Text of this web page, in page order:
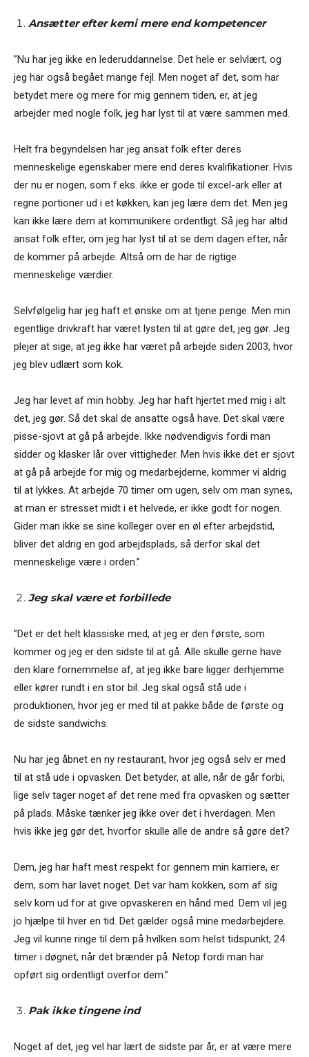
Ansætter efter kemi mere end kompetencer
”Nu har jeg ikke en lederuddannelse. Det hele er selvlært, og
jeg har også begået mange fejl. Men noget af det, som har
betydet mere og mere for mig gennem tiden, er, at jeg
arbejder med nogle folk, jeg har lyst til at være sammen med.
Helt fra begyndelsen har jeg ansat folk efter deres
menneskelige egenskaber mere end deres kvalifikationer. Hvis
der nu er nogen, som f.eks. ikke er gode til excel-ark eller at
regne portioner ud i et køkken, kan jeg lære dem det. Men jeg
kan ikke lære dem at kommunikere ordentligt. Så jeg har altid
ansat folk efter, om jeg har lyst til at se dem dagen efter, når
de kommer på arbejde. Altså om de har de rigtige
menneskelige værdier.
Selvfølgelig har jeg haft et ønske om at tjene penge. Men min
egentlige drivkraft har været lysten til at gøre det, jeg gør. Jeg
plejer at sige, at jeg ikke har været på arbejde siden 2003, hvor
jeg blev udlært som kok.
Jeg har levet af min hobby. Jeg har haft hjertet med mig i alt
det, jeg gør. Så det skal de ansatte også have. Det skal være
pisse-sjovt at gå på arbejde. Ikke nødvendigvis fordi man
sidder og klasker lår over vittigheder. Men hvis ikke det er sjovt
at gå på arbejde for mig og medarbejderne, kommer vi aldrig
til at lykkes. At arbejde 70 timer om ugen, selv om man synes,
at man er stresset midt i et helvede, er ikke godt for nogen.
Gider man ikke se sine kolleger over en øl efter arbejdstid,
bliver det aldrig en god arbejdsplads, så derfor skal det
menneskelige være i orden.”
Jeg skal være et forbillede
”Det er det helt klassiske med, at jeg er den første, som
kommer og jeg er den sidste til at gå. Alle skulle gerne have
den klare fornemmelse af, at jeg ikke bare ligger derhjemme
eller kører rundt i en stor bil. Jeg skal også stå ude i
produktionen, hvor jeg er med til at pakke både de første og
de sidste sandwichs.
Nu har jeg åbnet en ny restaurant, hvor jeg også selv er med
til at stå ude i opvasken. Det betyder, at alle, når de går forbi,
lige selv tager noget af det rene med fra opvasken og sætter
på plads. Måske tænker jeg ikke over det i hverdagen. Men
hvis ikke jeg gør det, hvorfor skulle alle de andre så gøre det?
Dem, jeg har haft mest respekt for gennem min karriere, er
dem, som har lavet noget. Det var ham kokken, som af sig
selv kom ud for at give opvaskeren en hånd med. Dem vil jeg
jo hjælpe til hver en tid. Det gælder også mine medarbejdere.
Jeg vil kunne ringe til dem på hvilken som helst tidspunkt, 24
timer i døgnet, når det brænder på. Netop fordi man har
opført sig ordentligt overfor dem.”
Pak ikke tingene ind
Noget af det, jeg vel har lært de sidste par år, er at være mere